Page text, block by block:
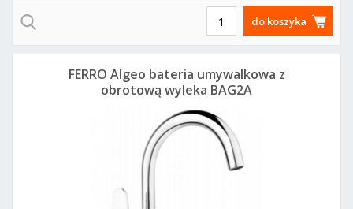
do koszyka
FERRO Algeo bateria umywalkowa z
obrotową wyleka BAG2A